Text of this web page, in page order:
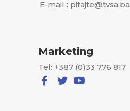
E-mail : pitajte@tvsa.ba
Marketing
Tel: +387 (0)33 776 817